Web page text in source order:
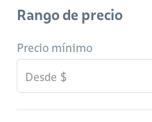
Rango de precio
Precio mínimo